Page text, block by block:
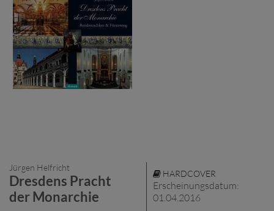
Jürgen Helfricht
Dresdens Pracht
der Monarchie
HARDCOVER
Erscheinungsdatum:
01.04.2016